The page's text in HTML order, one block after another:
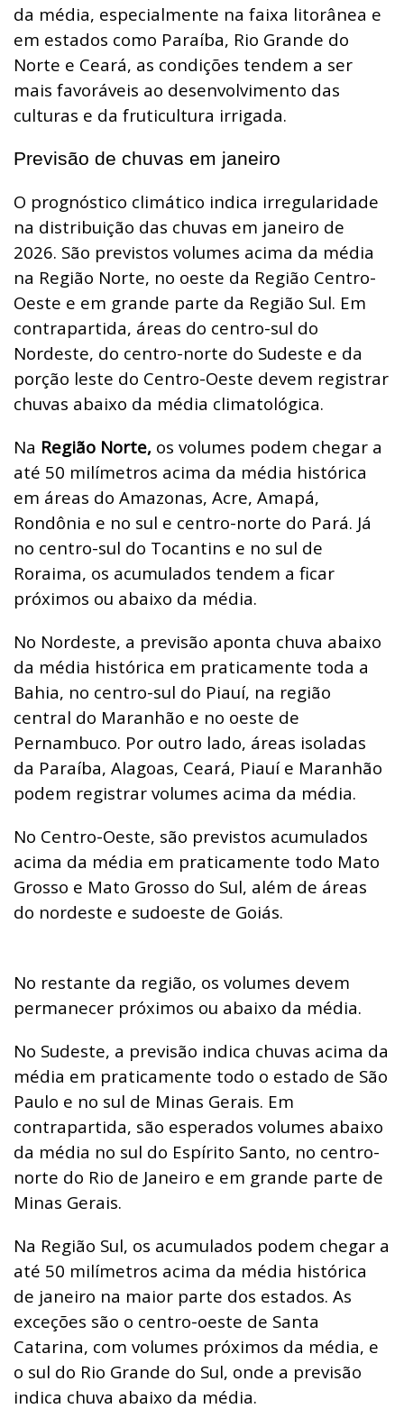
da média, especialmente na faixa litorânea e
em estados como Paraíba, Rio Grande do
Norte e Ceará, as condições tendem a ser
mais favoráveis ao desenvolvimento das
culturas e da fruticultura irrigada.
Previsão de chuvas em janeiro
O prognóstico climático indica irregularidade
na distribuição das chuvas em janeiro de
2026. São previstos volumes acima da média
na Região Norte, no oeste da Região Centro-
Oeste e em grande parte da Região Sul. Em
contrapartida, áreas do centro-sul do
Nordeste, do centro-norte do Sudeste e da
porção leste do Centro-Oeste devem registrar
chuvas abaixo da média climatológica.
Na Região Norte, os volumes podem chegar a
até 50 milímetros acima da média histórica
em áreas do Amazonas, Acre, Amapá,
Rondônia e no sul e centro-norte do Pará. Já
no centro-sul do Tocantins e no sul de
Roraima, os acumulados tendem a ficar
próximos ou abaixo da média.
No Nordeste, a previsão aponta chuva abaixo
da média histórica em praticamente toda a
Bahia, no centro-sul do Piauí, na região
central do Maranhão e no oeste de
Pernambuco. Por outro lado, áreas isoladas
da Paraíba, Alagoas, Ceará, Piauí e Maranhão
podem registrar volumes acima da média.
No Centro-Oeste, são previstos acumulados
acima da média em praticamente todo Mato
Grosso e Mato Grosso do Sul, além de áreas
do nordeste e sudoeste de Goiás.
No restante da região, os volumes devem
permanecer próximos ou abaixo da média.
No Sudeste, a previsão indica chuvas acima da
média em praticamente todo o estado de São
Paulo e no sul de Minas Gerais. Em
contrapartida, são esperados volumes abaixo
da média no sul do Espírito Santo, no centro-
norte do Rio de Janeiro e em grande parte de
Minas Gerais.
Na Região Sul, os acumulados podem chegar a
até 50 milímetros acima da média histórica
de janeiro na maior parte dos estados. As
exceções são o centro-oeste de Santa
Catarina, com volumes próximos da média, e
o sul do Rio Grande do Sul, onde a previsão
indica chuva abaixo da média.